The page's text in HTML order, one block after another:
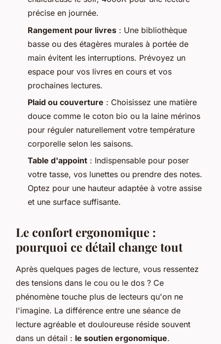
précise en journée.
Rangement pour livres : Une bibliothèque
basse ou des étagères murales à portée de
main évitent les interruptions. Prévoyez un
espace pour vos livres en cours et vos
prochaines lectures.
Plaid ou couverture : Choisissez une matière
douce comme le coton bio ou la laine mérinos
pour réguler naturellement votre température
corporelle selon les saisons.
Table d'appoint : Indispensable pour poser
votre tasse, vos lunettes ou prendre des notes.
Optez pour une hauteur adaptée à votre assise
et une surface suffisante.
Le confort ergonomique :
pourquoi ce détail change tout
Après quelques pages de lecture, vous ressentez
des tensions dans le cou ou le dos ? Ce
phénomène touche plus de lecteurs qu'on ne
l'imagine. La différence entre une séance de
lecture agréable et douloureuse réside souvent
dans un détail : le soutien ergonomique.